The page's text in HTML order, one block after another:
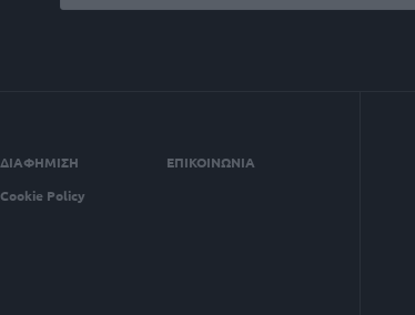
ΔΙΑΦΗΜΙΣΗ
ΕΠΙΚΟΙΝΩΝΙΑ
Cookie Policy